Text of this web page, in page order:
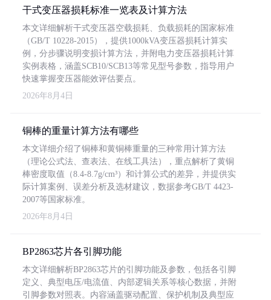
干式变压器损耗标准一览表及计算方法
本文详细解析干式变压器空载损耗、负载损耗的国家标准
（GB/T 10228-2015），提供1000kVA变压器损耗计算实
例，分步骤说明变损计算方法，并附电力变压器损耗计算
实例表格，涵盖SCB10/SCB13等常见型号参数，指导用户
快速掌握变压器能效评估要点。
2026年8月4日
铜棒的重量计算方法有哪些
本文详细介绍了铜棒和黄铜棒重量的三种常用计算方法
（理论公式法、查表法、在线工具法），重点解析了黄铜
棒密度取值（8.4-8.7g/cm³）和计算公式的差异，并提供实
际计算案例、误差分析及选材建议，数据参考GB/T 4423-
2007等国家标准。
2026年8月4日
BP2863芯片各引脚功能
本文详细解析BP2863芯片的引脚功能及参数，包括各引脚
定义、典型电压/电流值、内部逻辑关系等核心数据，并附
引脚参数对照表。内容涵盖驱动配置、保护机制及典型应